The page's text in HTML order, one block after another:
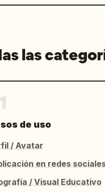
las
de uso
/ Avatar
en redes
/ Visual Educativo